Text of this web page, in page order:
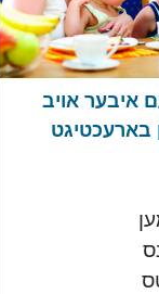
איבער אויב
בארעכטיגט